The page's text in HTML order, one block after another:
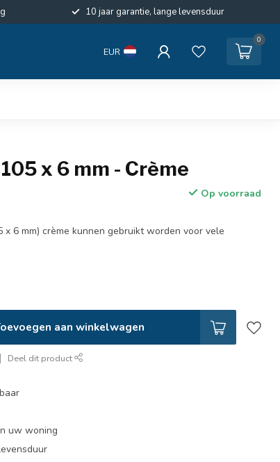
10 jaar garantie, lange levensduur
EUR
0
x 6 mm - Crème
Op voorraad
x 6 mm) crème kunnen gebruikt worden voor vele
aan winkelwagen
Deel dit product
uw woning